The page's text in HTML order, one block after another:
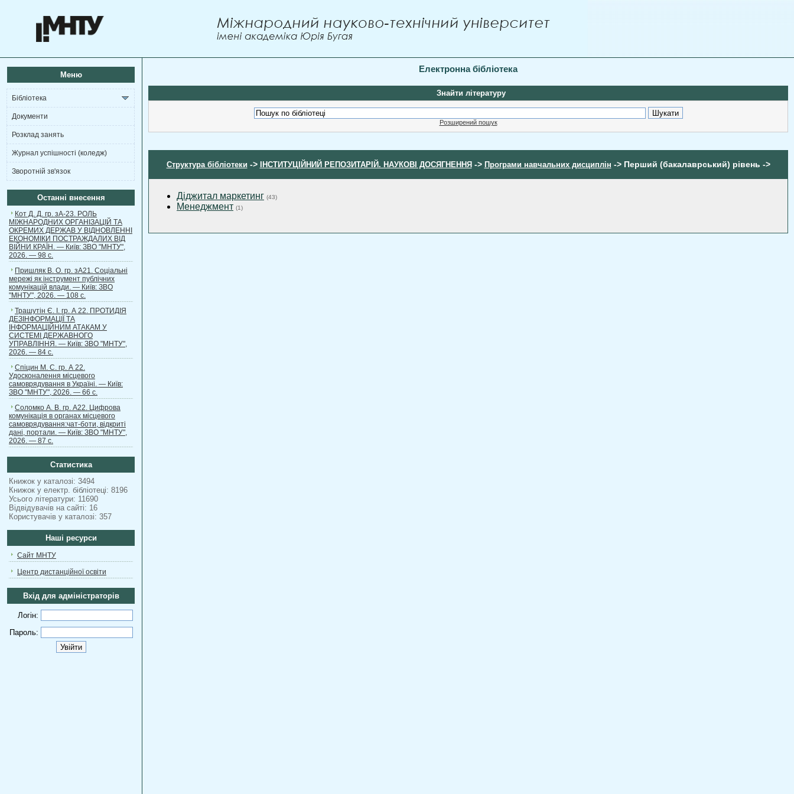
Меню
Бібліотека
Документи
Розклад занять
Журнал успішності (коледж)
Зворотній зв'язок
Останні внесення
Кот Д. Д. гр. зА-23. РОЛЬ
МІЖНАРОДНИХ ОРГАНІЗАЦІЙ ТА
ОКРЕМИХ ДЕРЖАВ У ВІДНОВЛЕННІ
ЕКОНОМІКИ ПОСТРАЖДАЛИХ ВІД
ВІЙНИ КРАЇН. — Київ: ЗВО "МНТУ",
2026. — 98 с.
Пришляк В. О. гр. зА21. Соціальні
мережі як інструмент публічних
комунікацій влади. — Київ: ЗВО
"МНТУ", 2026. — 108 с.
Трашутін Є. І. гр. А 22. ПРОТИДІЯ
ДЕЗІНФОРМАЦІЇ ТА
ІНФОРМАЦІЙНИМ АТАКАМ У
СИСТЕМІ ДЕРЖАВНОГО
УПРАВЛІННЯ. — Київ: ЗВО "МНТУ",
2026. — 84 с.
Спіцин М. С. гр. А 22.
Удосконалення місцевого
самоврядування в Україні. — Київ:
ЗВО "МНТУ", 2026. — 66 с.
Соломко А. В. гр. А22. Цифрова
комунікація в органах місцевого
самоврядування:чат-боти, відкриті
дані, портали. — Київ: ЗВО "МНТУ",
2026. — 87 с.
Статистика
Книжок у каталозі: 3494
Книжок у електр. бібліотеці: 8196
Усього літератури: 11690
Відвідувачів на сайті: 16
Користувачів у каталозі: 357
Наші ресурси
Сайт МНТУ
Центр дистанційної освіти
Вхід для адміністраторів
Логін:
Пароль:
Електронна бібліотека
Знайти літературу
Розширений пошук
Структура бібліотеки -> ІНСТИТУЦІЙНИЙ РЕПОЗИТАРІЙ. НАУКОВІ ДОСЯГНЕННЯ-> Програми навчальних дисциплін -> Перший (бакалаврський) рівень ->
Діджитал маркетинг (43)
Менеджмент (1)